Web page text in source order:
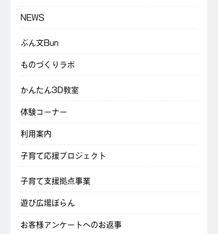
NEWS
ぶん文Bun
ものづくりラボ
かんたん3D教室
体験コーナー
利用案内
子育て応援プロジェクト
子育て支援拠点事業
遊び広場ぽらん
お客様アンケートへのお返事